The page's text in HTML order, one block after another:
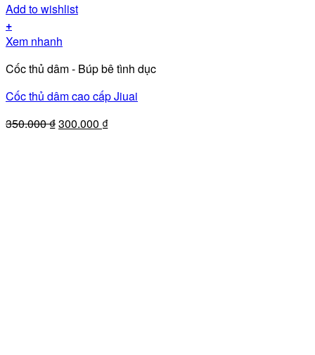
Add to wishlist
+
Xem nhanh
Cốc thủ dâm - Búp bê tình dục
Cốc thủ dâm cao cấp Jiuai
350.000₫Giá
300.000 ₫Giá